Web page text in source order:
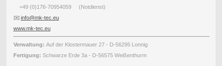
+49 (0)176-70954059 (Notdienst)
✉️ info@mk-tec.eu
www.mk-tec.eu
Verwaltung: Auf der Klostermauer 27 - D-56295 Lonnig
Fertigung: Schwarze Erde 3a - D-56575 Weißenthurm